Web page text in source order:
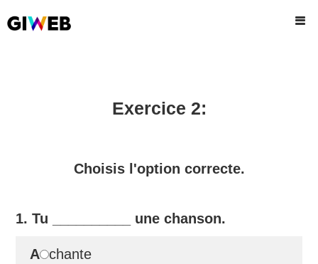
Exercice 2:
Choisis l'option correcte.
1. Tu une chanson.
A chante